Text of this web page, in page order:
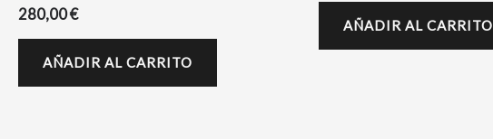
280,00€
AÑADIR AL CARRITO
AÑADIR AL CARRITO